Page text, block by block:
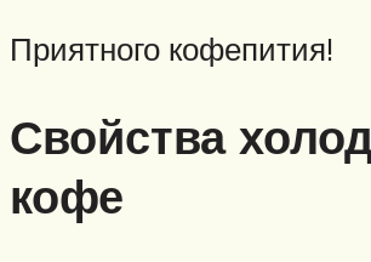
Приятного кофепития!
Свойства
кофе